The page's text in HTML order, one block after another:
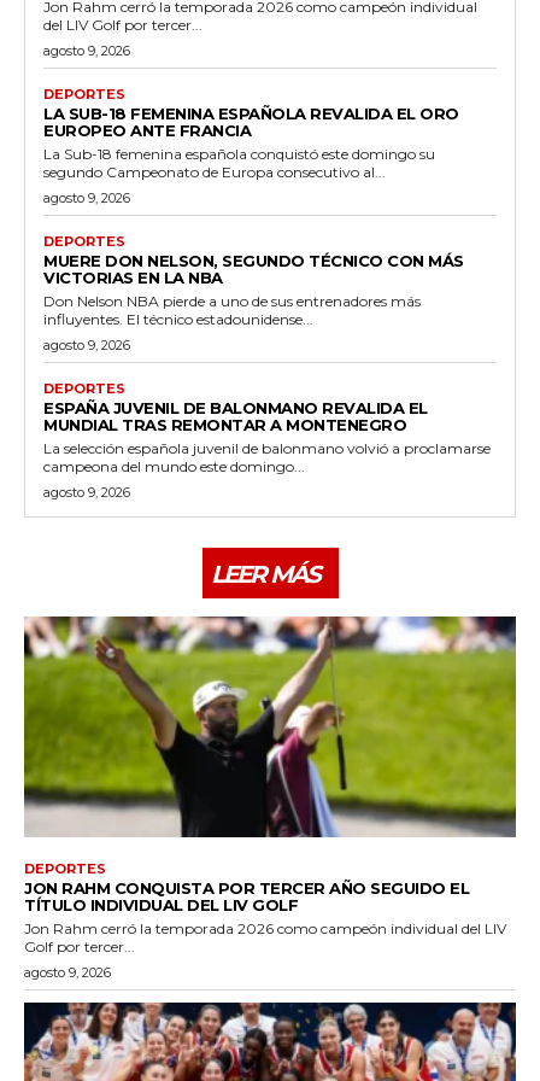
Jon Rahm cerró la temporada 2026 como campeón individual
del LIV Golf por tercer...
agosto 9, 2026
DEPORTES
LA SUB-18 FEMENINA ESPAÑOLA REVALIDA EL ORO
EUROPEO ANTE FRANCIA
La Sub-18 femenina española conquistó este domingo su
segundo Campeonato de Europa consecutivo al...
agosto 9, 2026
DEPORTES
MUERE DON NELSON, SEGUNDO TÉCNICO CON MÁS
VICTORIAS EN LA NBA
Don Nelson NBA pierde a uno de sus entrenadores más
influyentes. El técnico estadounidense...
agosto 9, 2026
DEPORTES
ESPAÑA JUVENIL DE BALONMANO REVALIDA EL
MUNDIAL TRAS REMONTAR A MONTENEGRO
La selección española juvenil de balonmano volvió a proclamarse
campeona del mundo este domingo...
agosto 9, 2026
LEER MÁS
DEPORTES
JON RAHM CONQUISTA POR TERCER AÑO SEGUIDO EL
TÍTULO INDIVIDUAL DEL LIV GOLF
Jon Rahm cerró la temporada 2026 como campeón individual del LIV
Golf por tercer...
agosto 9, 2026